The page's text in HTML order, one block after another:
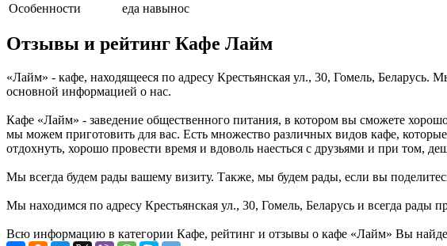
Особенности
еда навынос
Отзывы и рейтинг Кафе Лайм
«Лайм» - кафе, находящееся по адресу Крестьянская ул., 30, Гомель, Беларусь.
основной информацией о нас.
Кафе «Лайм» - заведение общественного питания, в котором вы сможете
мы можем приготовить для вас. Есть множество различных видов кафе,
отдохнуть, хорошо провести время и вдоволь наесться с друзьями и при том,
Мы всегда будем рады вашему визиту. Также, мы будем рады, если вы
Мы находимся по адресу Крестьянская ул., 30, Гомель, Беларусь и всегда рады
Всю информацию в категории Кафе, рейтинг и отзывы о кафе «Лайм» Вы